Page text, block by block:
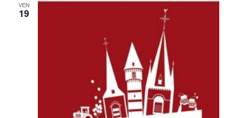
VEN
19